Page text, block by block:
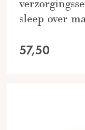
sleep over
57,50